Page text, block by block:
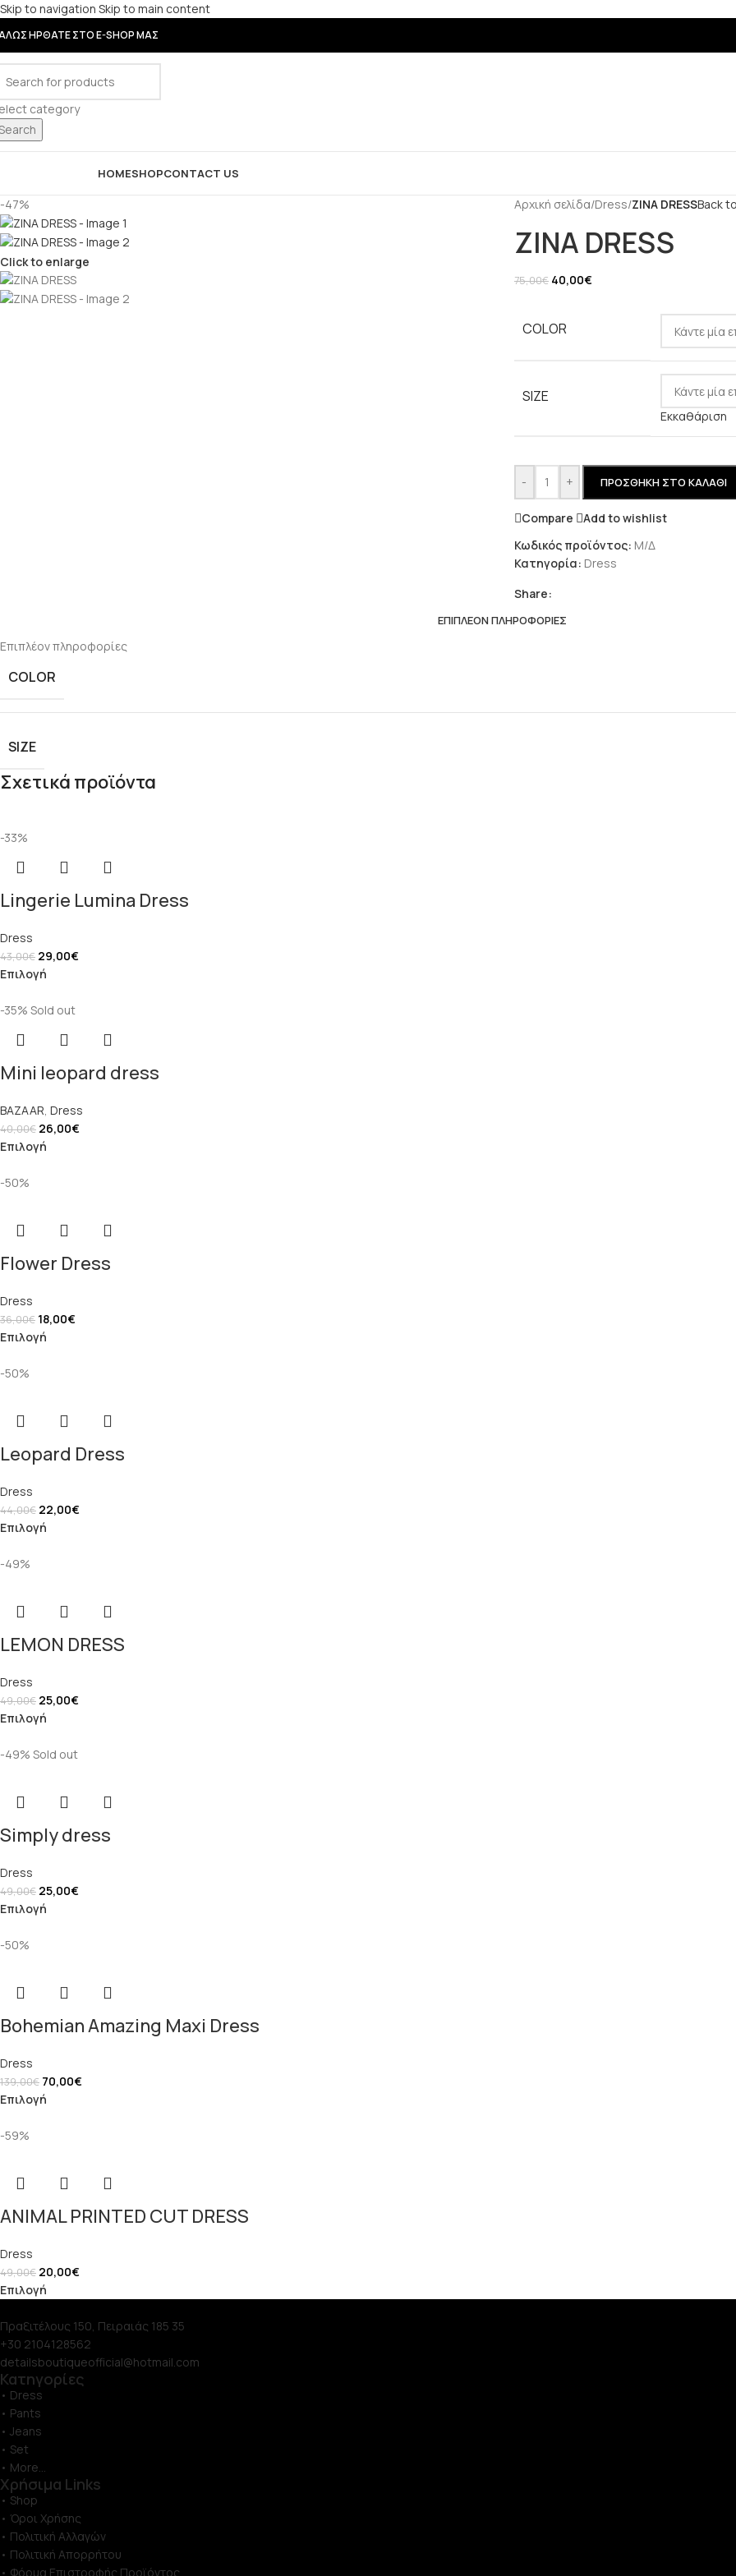
Skip to navigation Skip to main content
ΗΡΘΑΤΕ ΣΤΟ E-SHOP ΜΑΣ
category
HOMESHOPCONTACT US
-47%
Click to enlarge
Αρχική σελίδα/Dress/ZINA DRESSBack
ZINA DRESS
75,00€ 40,00€
COLOR
SIZE
Εκκαθάριση
- + ΠΡΟΣΘΉΚΗ ΣΤΟ ΚΑΛΆΘΙ
Compare
Add to wishlist
Κωδικός προϊόντος: Μ/Δ
Κατηγορία: Dress
Share:
ΕΠΙΠΛΈΟΝ ΠΛΗΡΟΦΟΡΊΕΣ
Επιπλέον πληροφορίες
COLOR
SIZE
Σχετικά προϊόντα
-33%
Lingerie Lumina Dress
Dress
43,00€ 29,00€
Επιλογή
-35% Sold out
Mini leopard dress
BAZAAR, Dress
40,00€ 26,00€
Επιλογή
-50%
Flower Dress
Dress
36,00€ 18,00€
Επιλογή
-50%
Leopard Dress
Dress
44,00€ 22,00€
Επιλογή
-49%
LEMON DRESS
Dress
49,00€ 25,00€
Επιλογή
-49% Sold out
Simply dress
Dress
49,00€ 25,00€
Επιλογή
-50%
Bohemian Amazing Maxi Dress
Dress
139,00€ 70,00€
Επιλογή
-59%
ANIMAL PRINTED CUT DRESS
Dress
49,00€ 20,00€
Επιλογή
Πραξιτέλους 150, Πειραιάς 185 35
+30 2104128562
detailsboutiqueofficial@hotmail.com
Κατηγορίες
• Dress
• Pants
• Jeans
• Set
• More...
Χρήσιμα Links
• Shop
• Όροι Χρήσης
• Πολιτική Αλλαγών
• Πολιτική Απορρήτου
• Φόρμα Επιστροφής Προϊόντος